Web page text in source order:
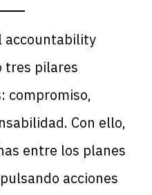
accountability
tres pilares
compromiso,
. Con ello,
entre los planes
acciones